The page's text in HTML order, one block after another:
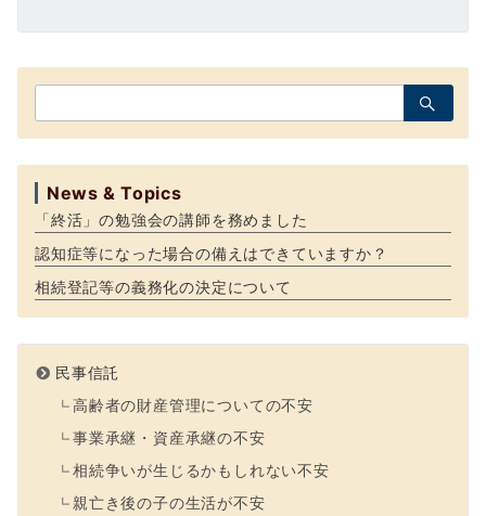
索：
News & Topics
「終活」の勉強会の講師を務めました
認知症等になった場合の備えはできていますか？
相続登記等の義務化の決定について
民事信託
高齢者の財産管理についての不安
事業承継・資産承継の不安
相続争いが生じるかもしれない不安
親亡き後の子の生活が不安